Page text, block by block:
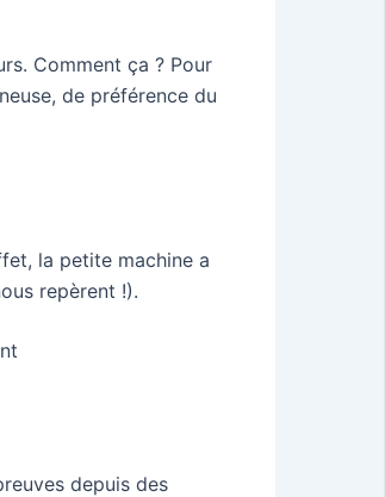
Comment ça ? Pour
de préférence du
la petite machine a
repèrent !).
depuis des